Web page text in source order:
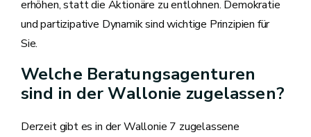
erhöhen, statt die Aktionäre zu entlohnen. Demokratie
und partizipative Dynamik sind wichtige Prinzipien für
Sie.
Welche Beratungsagenturen
sind in der Wallonie zugelassen?
Derzeit gibt es in der Wallonie 7 zugelassene